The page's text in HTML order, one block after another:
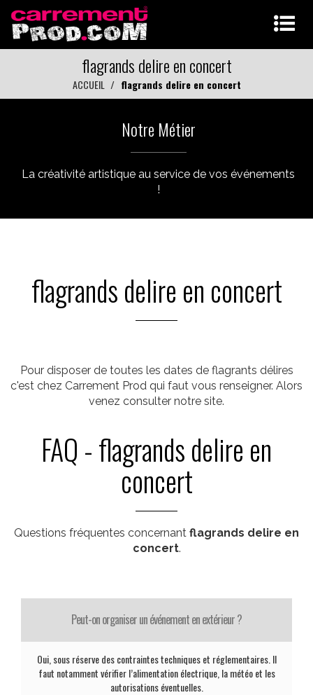
flagrands delire en concert
ACCUEIL flagrands delire en concert
Notre Métier
La créativité artistique au service de vos événements
!
flagrands delire en concert
Pour disposer de toutes les dates de flagrants délires
c'est chez Carrement Prod qui faut vous renseigner. Alors
venez consulter notre site.
FAQ - flagrands delire en
concert
Questions fréquentes concernant flagrands delire en
concert.
Peut-on organiser un événement en extérieur ?
Oui, sous réserve des contraintes techniques et réglementaires. Il
faut notamment vérifier l’alimentation électrique, la météo et les
autorisations éventuelles.